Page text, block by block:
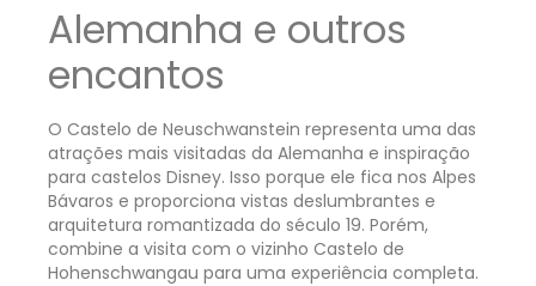
Alemanha e outros
encantos
O Castelo de Neuschwanstein representa uma das
atrações mais visitadas da Alemanha e inspiração
para castelos Disney. Isso porque ele fica nos Alpes
Bávaros e proporciona vistas deslumbrantes e
arquitetura romantizada do século 19. Porém,
combine a visita com o vizinho Castelo de
Hohenschwangau para uma experiência completa.